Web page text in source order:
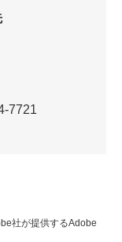
7721
社が提供するAdobe